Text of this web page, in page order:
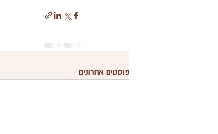
פוסטים אחרונים